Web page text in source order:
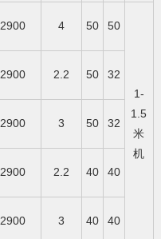
2900 4 50 50
1-
1.5
米
机
2900 2.2 50 32
2900 3 50 32
2900 2.2 40 40
2900 3 40 40